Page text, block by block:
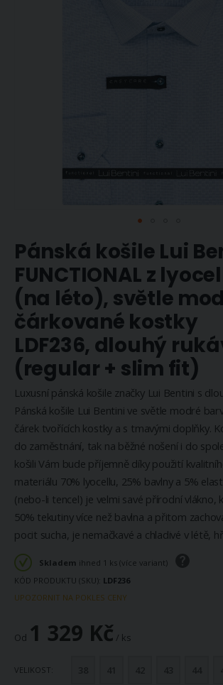
na
začátek
galerie
s
obrázky
Pánská košile Lui
FUNCTIONAL z
(na léto), světle
čárkované kostky
LDF236, dlouhý
(regular + slim fit)
Luxusní pánská košile značky Lui Bentini s
Pánská košile Lui Bentini ve světle modré
čárek tvořících kostky a s tmavými doplňky.
do zaměstnání, tak na běžné nošení i do
košili Vám bude příjemně díky použití
materiálu 70% lyocellu, 25% bavlny a 5%
(nebo-li tencel) je velmi savé přírodní vlákno,
50% tekutiny více než bavlna a přitom
pocit sucha, je nemačkavé a chladivé v létě,
Skladem ihned 1 ks (více variant)
KÓD PRODUKTU (SKU) LDF236
UPOZORNIT NA POKLES CENY
Od 1 329 Kč / ks
VELIKOST